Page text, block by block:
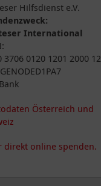
Hilfsdienst e.V.
International
3706 0120 1201 2000 12
Österreich und
direkt online spenden.